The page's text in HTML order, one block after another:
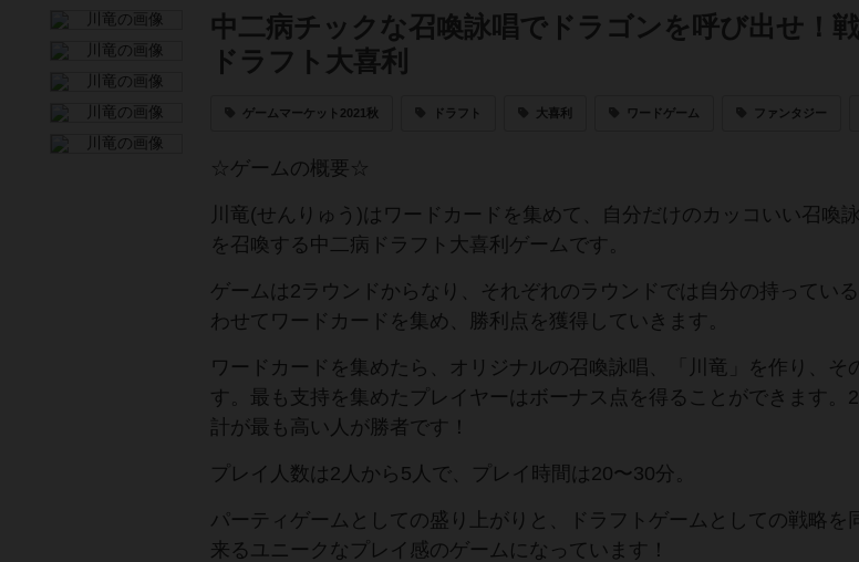
中二病チックな召喚詠唱でドラゴンを呼び出せ！
ドラフト大喜利
ゲームマーケット2021秋 ドラフト 大喜利 ワードゲーム ファンタジー
☆ゲームの概要☆
川竜(せんりゅう)はワードカードを集めて、自分だけのカッコいい召喚
を召喚する中二病ドラフト大喜利ゲームです。
ゲームは2ラウンドからなり、それぞれのラウンドでは自分の持ってい
わせてワードカードを集め、勝利点を獲得していきます。
ワードカードを集めたら、オリジナルの召喚詠唱、「川竜」を作り、そ
す。最も支持を集めたプレイヤーはボーナス点を得ることができます。
計が最も高い人が勝者です！
プレイ人数は2人から5人で、プレイ時間は20〜30分。
パーティゲームとしての盛り上がりと、ドラフトゲームとしての戦略を
来るユニークなプレイ感のゲームになっています！